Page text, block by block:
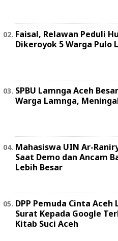
Faisal, Relawan Peduli
Dikeroyok 5 Warga Pulo
SPBU Lamnga Aceh
Warga Lamnga,
Mahasiswa UIN Ar-
Saat Demo dan Ancam
Lebih Besar
DPP Pemuda Cinta Aceh
Surat Kepada Google
Kitab Suci Aceh